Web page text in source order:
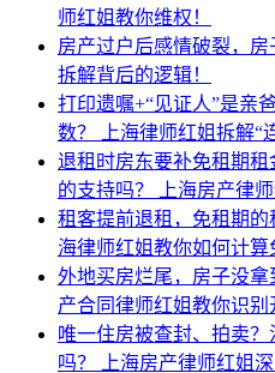
师红姐教你维权！
房产过户后感情破裂，房
拆解背后的逻辑！
打印遗嘱+“见证人”是亲
数？
上海律师红姐拆解“
退租时房东要补免租期
的支持吗？
上海房产律
租客提前退租，免租期的
海律师红姐教你如何计算
外地买房烂尾，房子没拿
产合同律师红姐教你识别
唯一住房被查封、拍卖
吗？
上海房产律师红姐深